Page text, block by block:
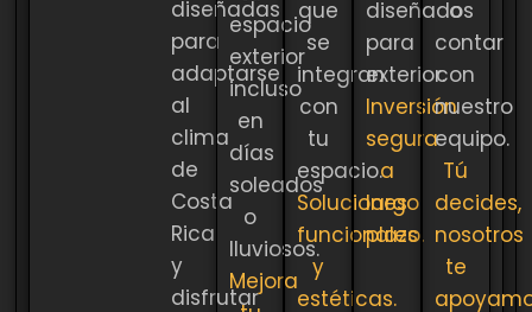
diseñadas
para
adaptarse
al
clima
de
Costa
Rica
y
disfrutar
espacio
exterior
incluso
en
días
soleados
o
lluviosos.
Mejora
que
se
integran
con
tu
espacio.
Soluciones
funcionales
y
estéticas.
diseñados
para
exterior.
Inversión
segura
a
largo
plazo.
o
contar
con
nuestro
equipo.
Tú
decides,
nosotros
te